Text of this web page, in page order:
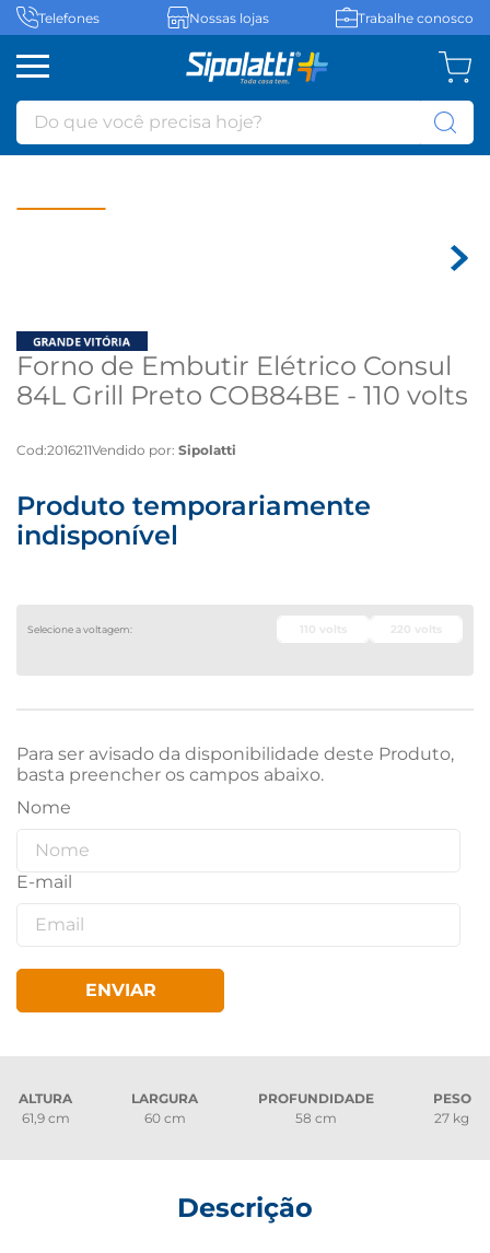
Telefones Nossas lojas Trabalhe conosco
Do que você precisa hoje?
Forno de Embutir Elétrico Consul
84L Grill Preto COB84BE - 110 volts
Cod:2016211Vendido por: Sipolatti
Produto temporariamente
indisponível
Para ser avisado da disponibilidade deste Produto,
basta preencher os campos abaixo.
ENVIAR
ALTURA
61,9 cm
LARGURA
60 cm
PROFUNDIDADE
58 cm
PESO
27 kg
Descrição